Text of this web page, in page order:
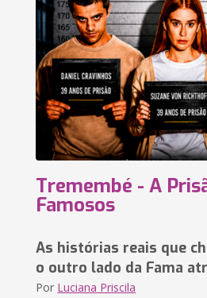
Tremembé - A
Famosos
As histórias reais que
o outro lado da Fama
Por Luciana Priscila